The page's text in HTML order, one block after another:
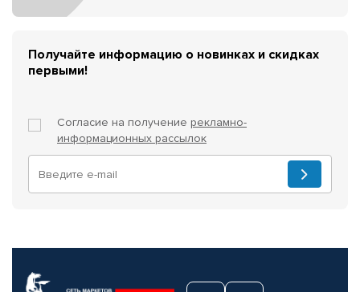
Получайте информацию о новинках и скидках
первыми!
Согласие на получение рекламно-
информационных рассылок